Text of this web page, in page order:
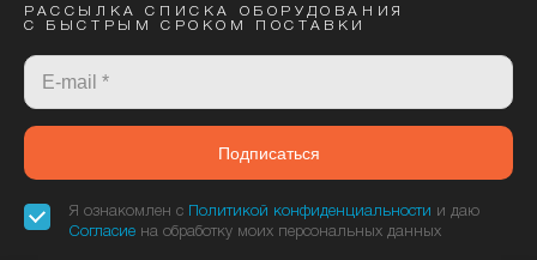
РАССЫЛКА СПИСКА ОБОРУДОВАНИЯ
С БЫСТРЫМ СРОКОМ ПОСТАВКИ
Подписаться
Я ознакомлен с Политикой конфиденциальности и даю
Согласие на обработку моих персональных данных